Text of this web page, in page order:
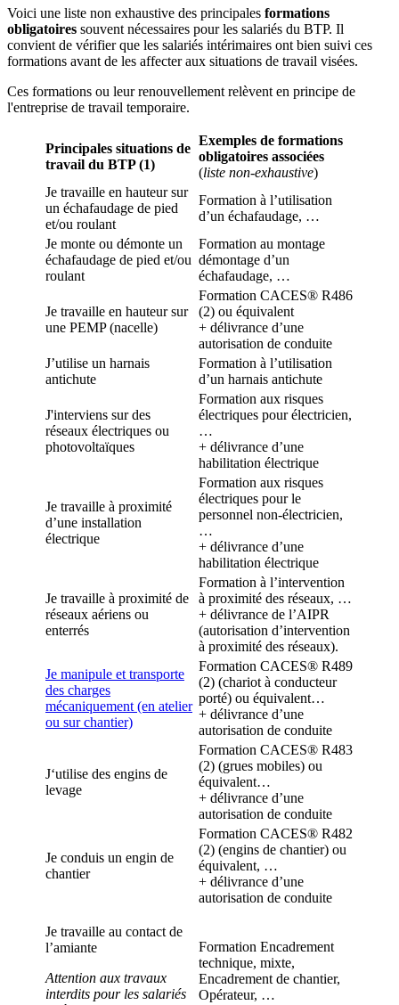
Voici une liste non exhaustive des principales formations
obligatoires souvent nécessaires pour les salariés du BTP. Il
convient de vérifier que les salariés intérimaires ont bien suivi ces
formations avant de les affecter aux situations de travail visées.
Ces formations ou leur renouvellement relèvent en principe de
l'entreprise de travail temporaire.
Principales situations de
travail du BTP (1)
Exemples de formations
obligatoires associées
(liste non-exhaustive)
Je travaille en hauteur sur
un échafaudage de pied
et/ou roulant
Formation à l’utilisation
d’un échafaudage, …
Je monte ou démonte un
échafaudage de pied et/ou
roulant
Formation au montage
démontage d’un
échafaudage, …
Je travaille en hauteur sur
une PEMP (nacelle)
Formation CACES® R486
(2) ou équivalent
+ délivrance d’une
autorisation de conduite
J’utilise un harnais
antichute
Formation à l’utilisation
d’un harnais antichute
J'interviens sur des
réseaux électriques ou
photovoltaïques
Formation aux risques
électriques pour électricien,
…
+ délivrance d’une
habilitation électrique
Je travaille à proximité
d’une installation
électrique
Formation aux risques
électriques pour le
personnel non-électricien,
…
+ délivrance d’une
habilitation électrique
Je travaille à proximité de
réseaux aériens ou
enterrés
Formation à l’intervention
à proximité des réseaux, …
+ délivrance de l’AIPR
(autorisation d’intervention
à proximité des réseaux).
Je manipule et transporte
des charges
mécaniquement (en atelier
ou sur chantier)
Formation CACES® R489
(2) (chariot à conducteur
porté) ou équivalent…
+ délivrance d’une
autorisation de conduite
J‘utilise des engins de
levage
Formation CACES® R483
(2) (grues mobiles) ou
équivalent…
+ délivrance d’une
autorisation de conduite
Je conduis un engin de
chantier
Formation CACES® R482
(2) (engins de chantier) ou
équivalent, …
+ délivrance d’une
autorisation de conduite
Je travaille au contact de
l’amiante
Attention aux travaux
interdits pour les salariés
Formation Encadrement
technique, mixte,
Encadrement de chantier,
Opérateur, …